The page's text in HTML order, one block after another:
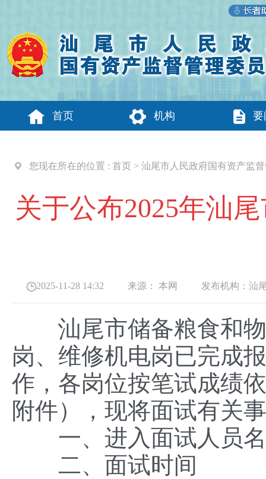
首页 机构 要
您现在所在的位置 : 首页 > 汕尾市人民政府国有资产监
关于公布2025年汕
2025-11-28 14:32 来源： 本网 发布机构： 汕
汕尾市储备粮食和物
岗、维修机电岗已完成
作，各岗位按笔试成绩
附件），现将面试有关
一、进入面试人员名
二、面试时间